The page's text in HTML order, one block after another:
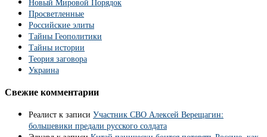
Просветленные
Российские элиты
Тайны Геополитики
Тайны истории
Теория заговора
Украина
Свежие комментарии
Реалист к записи Участник СВО Алексей Верещагин:
большевики предали русского солдата